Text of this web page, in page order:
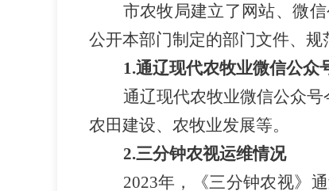
市农牧局建立了网站、微信
公开本部门制定的部门文件、规
1.通辽现代农牧业微信公众
通辽现代农牧业微信公众号
农田建设、农牧业发展等。
2.三分钟农视运维情况
2023年，《三分钟农视》